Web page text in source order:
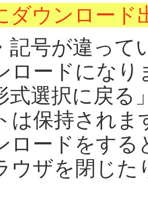
ウンロード
号が違って
ロードになり
選択に戻る
は保持されま
ードをする
ウザを閉じた